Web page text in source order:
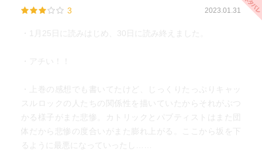
3 2023.01.31
・1月25日に読みはじめ、30日に読み終えました。
・アチい！！
・上巻の感想でも書いてたけど、じっくりたっぷりキャッ
スルロックの人たちの関係性を描いていたからそれがぶつ
かる様子がまた悲惨。カトリックとパブティストはまた団
体だから悲惨の度合いがまた膨れ上がる。ここから坂を下
るように最悪になっていったし……